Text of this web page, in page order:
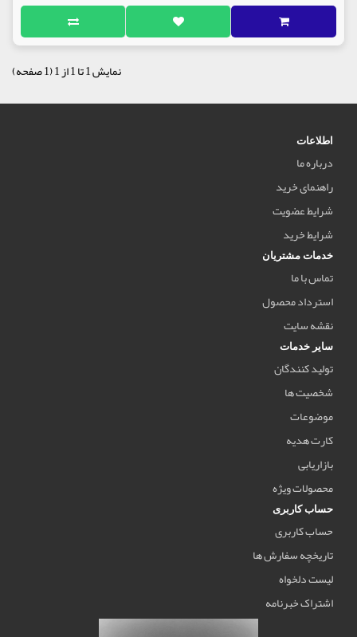
نمایش 1 تا 1 از 1 (1 صفحه)
اطلاعات
درباره ما
راهنمای خرید
شرایط عضویت
شرایط خرید
خدمات مشتریان
تماس با ما
استرداد محصول
نقشه سایت
سایر خدمات
تولید کنندگان
شخصیت ها
موضوعات
کارت هدیه
بازاریابی
محصولات ویژه
حساب کاربری
حساب کاربری
تاریخچه سفارش ها
لیست دلخواه
اشتراک خبرنامه